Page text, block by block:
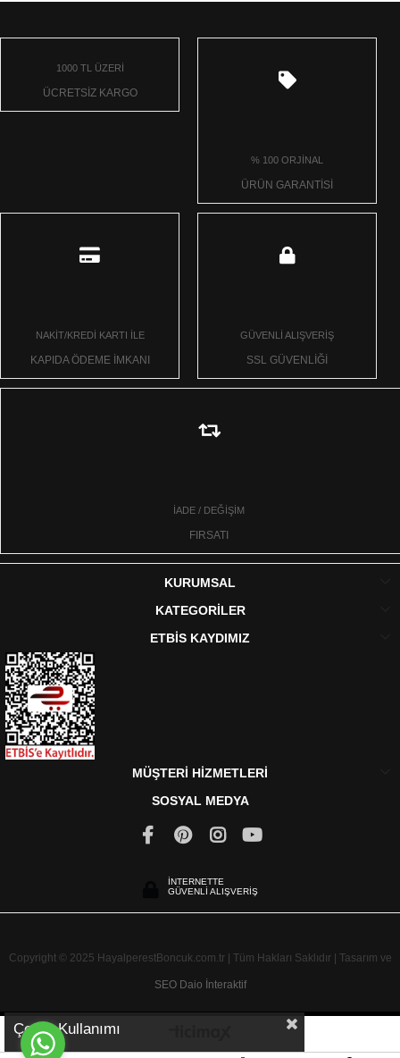
1000 TL ÜZERİ
ÜCRETSİZ KARGO
% 100 ORJİNAL
ÜRÜN GARANTİSİ
NAKİT/KREDİ KARTI İLE
KAPIDA ÖDEME İMKANI
GÜVENLİ ALIŞVERİŞ
SSL GÜVENLİĞİ
İADE / DEĞİŞİM
FIRSATI
KURUMSAL
KATEGORİLER
ETBİS KAYDIMIZ
MÜŞTERİ HİZMETLERİ
SOSYAL MEDYA
İNTERNETTE
GÜVENLİ ALIŞVERİŞ
Copyright © 2025 HayalperestBoncuk.com.tr | Tüm Hakları Saklıdır | Tasarım ve
SEO Daio İnteraktif
Çerez Kullanımı